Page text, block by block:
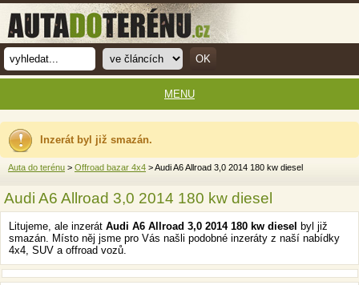
Inzerát byl již smazán.
Auta do terénu > Offroad bazar 4x4 > Audi A6 Allroad 3,0 2014 180 kw diesel
Audi A6 Allroad 3,0 2014 180 kw diesel
Litujeme, ale inzerát Audi A6 Allroad 3,0 2014 180 kw diesel
byl již
smazán. Místo něj jsme pro Vás našli podobné inzeráty z naší nabídky
4x4, SUV a offroad vozů.
MENU